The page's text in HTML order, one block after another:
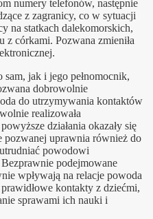
numery telefonów, następnie
z zagranicy, co w sytuacji
na statkach dalekomorskich,
z córkami. Pozwana zmieniła
jak i jego pełnomocnik,
dobrowolnie
do utrzymywania kontaktów
realizowała
działania okazały się
pozwanej uprawnia również do
powodowi
podejmowane
wpływają na relacje powoda
kontakty z dziećmi,
sprawami ich nauki i